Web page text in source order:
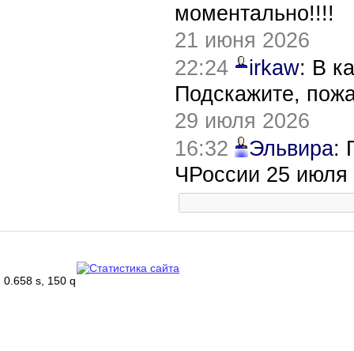
моментально!!!!
21 июня 2026
22:24
irkaw: В
Подскажите,
29 июля 2026
16:32
Эльвира:
ЧРоссии 25 июля
0.658 s, 150 q